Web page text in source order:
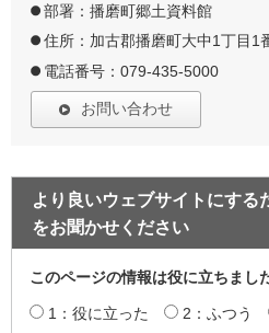
部署：播磨町郷土資料館
住所：加古郡播磨町大中1丁目1
電話番号：079-435-5000
お問い合わせ
より良いウェブサイトにする
をお聞かせください
このページの情報は役に立ちまし
1：役に立った 2：ふつう